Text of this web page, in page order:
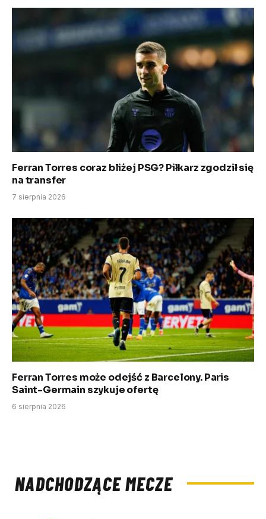
Ferran Torres coraz bliżej PSG? Piłkarz zgodził się
na transfer
7 sierpnia 2026
Ferran Torres może odejść z Barcelony. Paris
Saint-Germain szykuje ofertę
6 sierpnia 2026
NADCHODZĄCE MECZE